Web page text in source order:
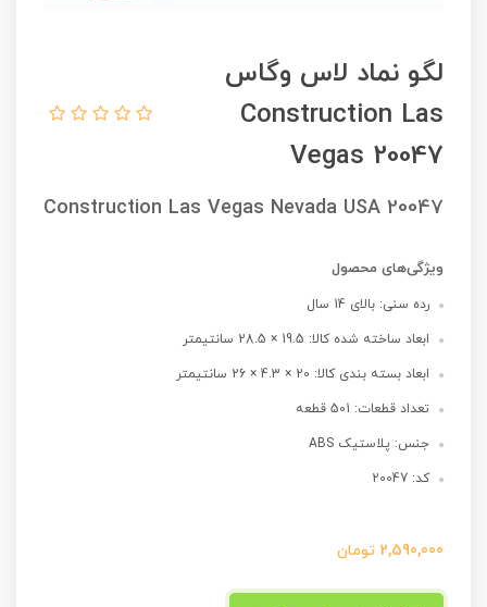
لگو نماد لاس وگاس
Construction Las
Vegas 20047
Construction Las Vegas Nevada USA 20047
ویژگی‌های محصول
رده سنی: بالای 14 سال
ابعاد ساخته شده کالا: 19.5 × 28.5 سانتیمتر
ابعاد بسته بندی کالا: 20 × 4.3 × 26 سانتیمتر
تعداد قطعات: 501 قطعه
جنس: پلاستیک ABS
کد: 20047
2,590,000 تومان